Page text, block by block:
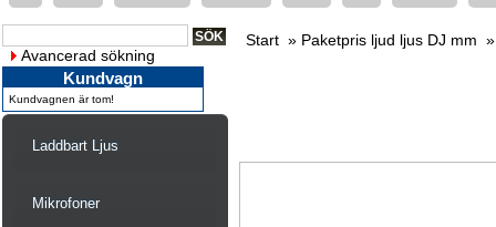
Avancerad sökning
Kundvagn
Kundvagnen är tom!
Laddbart Ljus
Mikrofoner
Start » Paketpris ljud ljus DJ mm